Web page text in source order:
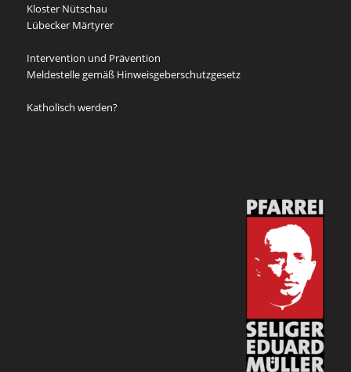
Kloster Nütschau
Lübecker Märtyrer
Intervention und Prävention
Meldestelle gemäß Hinweisgeberschutzgesetz
Katholisch werden?